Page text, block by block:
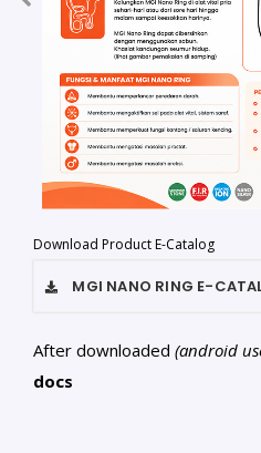
Download Product E-Catalog
MGI NANO RING E-
After downloaded (android
docs